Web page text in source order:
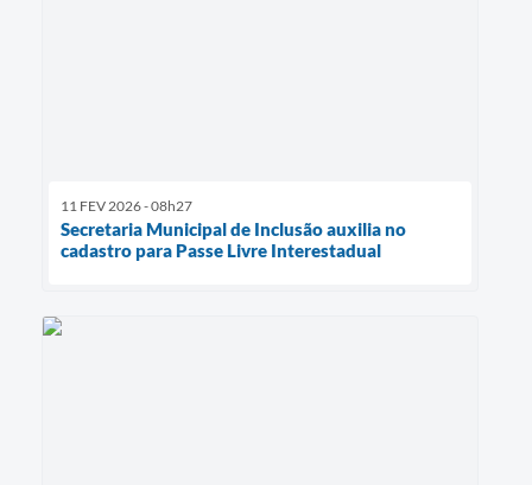
11 FEV 2026 - 08h27
Secretaria Municipal de Inclusão auxilia no
cadastro para Passe Livre Interestadual